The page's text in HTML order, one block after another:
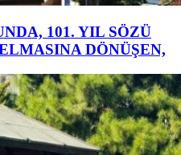
101. YIL SÖZÜ
DÖNÜŞEN,